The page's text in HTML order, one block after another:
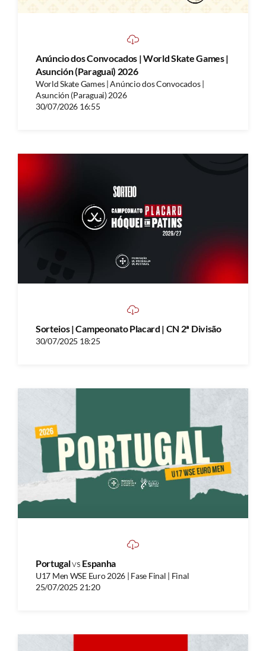
Anúncio dos Convocados | World Skate Games |
Asunción (Paraguai) 2026
World Skate Games | Anúncio dos Convocados |
Asunción (Paraguai) 2026
30/07/2026 16:55
Sorteios | Campeonato Placard | CN 2ª Divisão
30/07/2025 18:25
Portugalvs Espanha
U17 Men WSE Euro 2026 | Fase Final | Final
25/07/2025 21:20